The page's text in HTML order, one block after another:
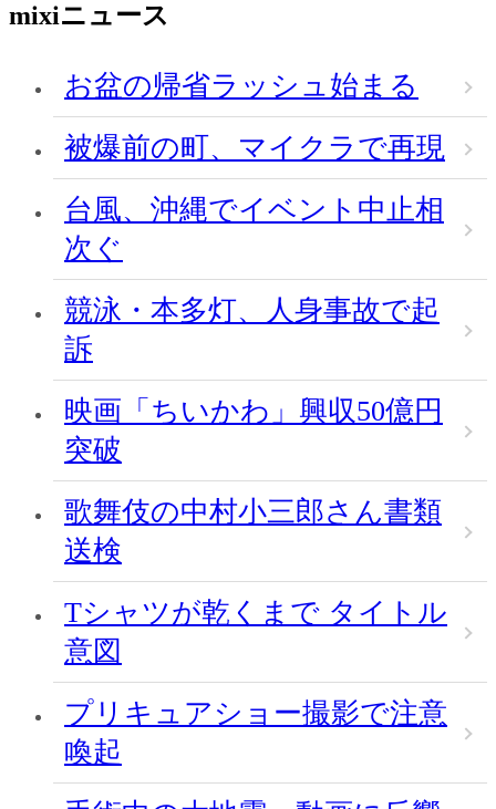
mixiニュース
お盆の帰省ラッシュ始まる
被爆前の町、マイクラで再現
台風、沖縄でイベント中止相
次ぐ
競泳・本多灯、人身事故で起
訴
映画「ちいかわ」興収50億円
突破
歌舞伎の中村小三郎さん書類
送検
Tシャツが乾くまで タイトル
意図
プリキュアショー撮影で注意
喚起